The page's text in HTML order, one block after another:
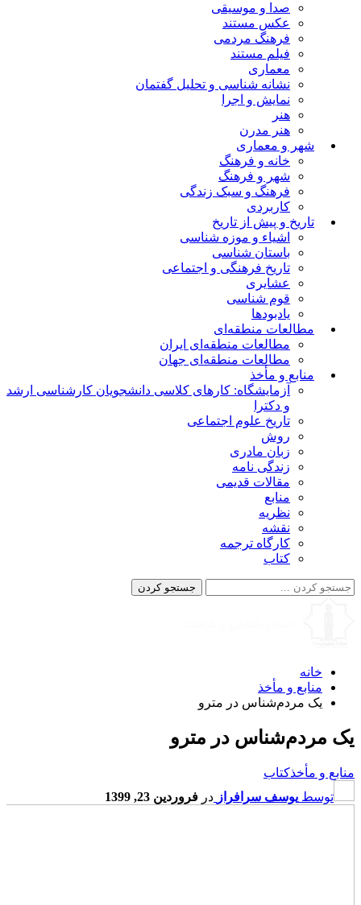
صدا و موسیقی
عکس مستند
فرهنگ مردمی
فیلم مستند
معماری
نشانه شناسی و تحلیل گفتمان
نمایش و اجرا
هنر
هنر مدرن
شهر و معماری
خانه و فرهنگ
شهر و فرهنگ
فرهنگ و سبک زندگی
کاربردی
تاریخ و پیش از تاریخ
اشیاء و موزه شناسی
باستان شناسی
تاریخ فرهنگی و اجتماعی
عشایری
قوم شناسی
یادبودها
مطالعات منطقه‌ای
مطالعات منطقه‌ای ایران
مطالعات منطقه‌ای جهان
منابع و مأخذ
آزمایشگاه: کارهای کلاسی دانشجویان کارشناسی ارشد
و دکترا
تاریخ علوم اجتماعی
روش
زبان مادری
زندگی نامه
مقالات قدیمی
منابع
نظریه
نقشه
کارگاه ترجمه
کتاب
خانه
منابع و مأخذ
یک مردم‌شناس در مترو
یک مردم‌شناس در مترو
منابع و مأخذکتاب
توسط یوسف سرافراز در فروردین 23, 1399